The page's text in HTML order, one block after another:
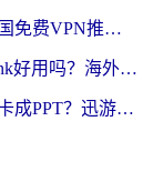
海外党必看：回国免费VPN推荐？别踩坑！教你选对加速器无缝刷国内资源
ChickCN和GoLink好用吗？海外党如何选对回国加速器
海外玩国内手游卡成PPT？迅游和奇游手游哪个好？一篇讲透回国加速器怎么选